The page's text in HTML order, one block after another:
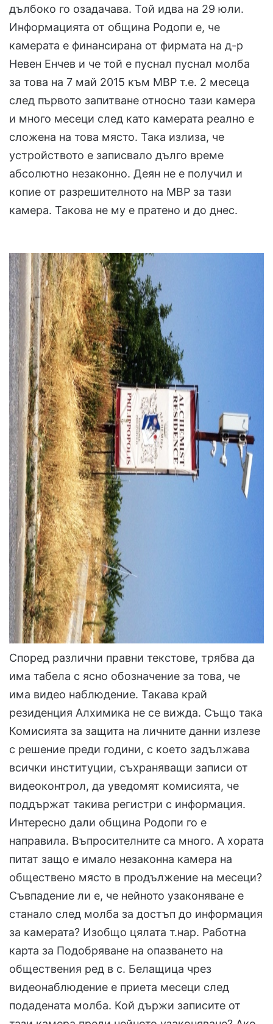
дълбоко го озадачава. Той идва на 29 юли.
Информацията от община Родопи е, че
камерата е финансирана от фирмата на д-р
Невен Енчев и че той е пуснал пуснал молба
за това на 7 май 2015 към МВР т.е. 2 месеца
след първото запитване относно тази камера
и много месеци след като камерата реално е
сложена на това място. Така излиза, че
устройството е записвало дълго време
абсолютно незаконно. Деян не е получил и
копие от разрешителното на МВР за тази
камера. Такова не му е пратено и до днес.
Според различни правни текстове, трябва да
има табела с ясно обозначение за това, че
има видео наблюдение. Такава край
резиденция Алхимика не се вижда. Също така
Комисията за защита на личните данни излезе
с решение преди години, с което задължава
всички институции, съхраняващи записи от
видеоконтрол, да уведомят комисията, че
поддържат такива регистри с информация.
Интересно дали община Родопи го е
направила. Въпросителните са много. А хората
питат защо е имало незаконна камера на
обществено място в продължение на месеци?
Съвпадение ли е, че нейното узаконяване е
станало след молба за достъп до информация
за камерата? Изобщо цялата т.нар. Работна
карта за Подобряване на опазването на
обществения ред в с. Белащица чрез
видеонаблюдение е приета месеци след
подадената молба. Кой държи записите от